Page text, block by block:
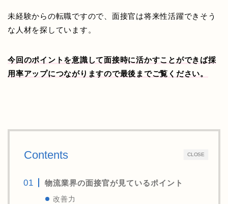
未経験からの転職ですので、面接官は将来性活躍できそう
な人材を探しています。
今回のポイントを意識して面接時に活かすことができば採
用率アップにつながりますので最後までご覧ください。
CLOSE
Contents
物流業界の面接官が見ているポイント
改善力